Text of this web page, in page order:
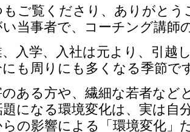
もご覧くださり、ありがとう
当事者で、コーチング講師
入学、入社は元より、引越
にも周りにも多くなる季節で
のある方や、繊細な若者など
題になる環境変化は、実は自
の影響による「環境変化」